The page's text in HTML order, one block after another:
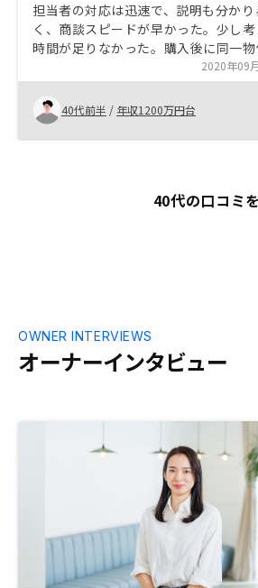
担当者の対応は迅速で、説明も分かり
く、商談スピードが早かった。少し考
時間が足りなかった。購入後に同一物
数百万円安く販売されており、数年
口が取れるか心配。シュミレーショ
販価格の精査が重要。 購入当初は、投
としての最低条件は月々収支がプラス
ることが最低条件と考えていたとこ
口までのサポートを期待します。 継続
有が良いのか。損切りしてでも販売し
が良いのか。繰上げ返済をした方が良
の家賃相場、再販価格予測などの情報
期的に更新、提供頂けると助かりま
取提案など出口のサポートを期待し
期待する事としては、 物件購入は投
スタートであり、市場動向にあわせ
までのサポートを期待します。 継続
が良いのか。損切りしてでも販売し
良いのか。繰上げ返済をした方が良
など。 不動産は市場動向に左右され、価
2020年09
40代前半 / 年収1200万円台
40代の口コミ
オーナーインタビュー
OWNER INTERVIEWS